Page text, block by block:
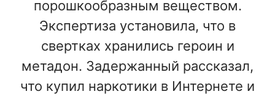
порошкообразным веществом.
Экспертиза установила, что в
свертках хранились героин и
метадон. Задержанный рассказал,
что купил наркотики в Интернете и